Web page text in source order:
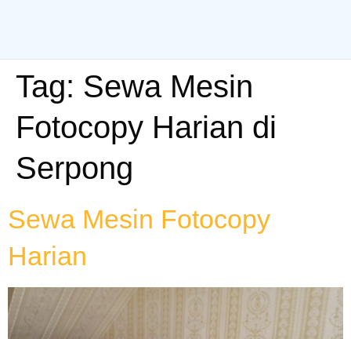
Tag: Sewa Mesin
Fotocopy Harian di
Serpong
Sewa Mesin Fotocopy
Harian